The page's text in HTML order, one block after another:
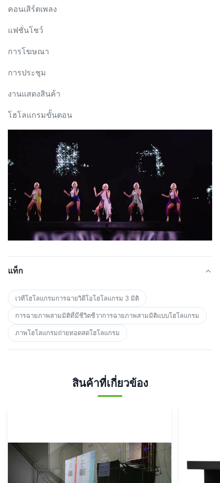
คอนเสิร์ตเพลง
แฟชั่นโชว์
การโฆษณา
การประชุม
งานแสดงสินค้า
โฮโลแกรมขั้นตอน
แท็ก
เวทีโฮโลแกรมการฉายวิดีโอโฮโลแกรม 3 มิติ
การฉายภาพสามมิติที่มีชีวิตชีวาการฉายภาพสามมิติแบบโฮโลแกรม
ภาพโฮโลแกรมถ่ายทอดสดโฮโลแกรม
สินค้าที่เกี่ยวข้อง